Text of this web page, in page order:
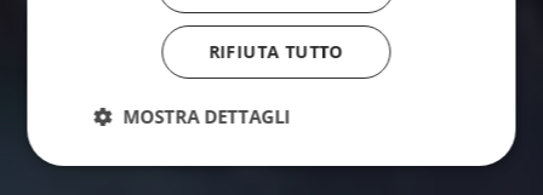
RIFIUTA TUTTO
MOSTRA DETTAGLI